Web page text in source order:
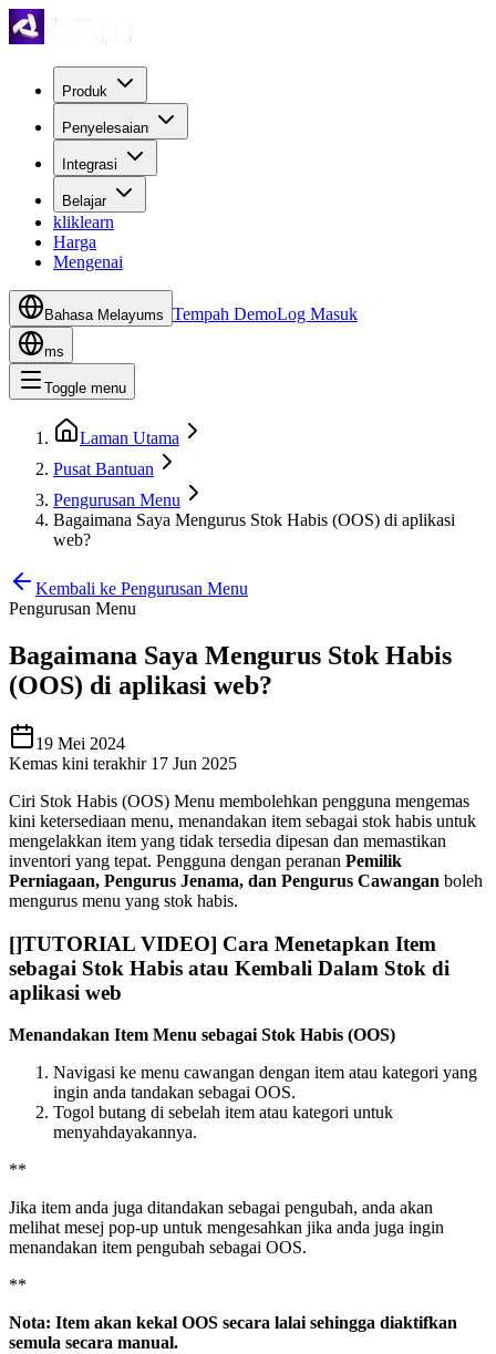
Produk
Penyelesaian
Integrasi
Belajar
kliklearn
Harga
Mengenai
Bahasa Melayums Tempah DemoLog Masuk
ms
Toggle menu
Laman Utama
Pusat Bantuan
Pengurusan Menu
Bagaimana Saya Mengurus Stok Habis (OOS) di aplikasi
web?
Kembali ke Pengurusan Menu
Pengurusan Menu
Bagaimana Saya Mengurus Stok Habis
(OOS) di aplikasi web?
19 Mei 2024
Kemas kini terakhir 17 Jun 2025
Ciri Stok Habis (OOS) Menu membolehkan pengguna mengemas
kini ketersediaan menu, menandakan item sebagai stok habis untuk
mengelakkan item yang tidak tersedia dipesan dan memastikan
inventori yang tepat. Pengguna dengan peranan Pemilik
Perniagaan, Pengurus Jenama, dan Pengurus Cawangan boleh
mengurus menu yang stok habis.
[]TUTORIAL VIDEO] Cara Menetapkan Item
sebagai Stok Habis atau Kembali Dalam Stok di
aplikasi web
Menandakan Item Menu sebagai Stok Habis (OOS)
Navigasi ke menu cawangan dengan item atau kategori yang
ingin anda tandakan sebagai OOS.
Togol butang di sebelah item atau kategori untuk
menyahdayakannya.
**
Jika item anda juga ditandakan sebagai pengubah, anda akan
melihat mesej pop-up untuk mengesahkan jika anda juga ingin
menandakan item pengubah sebagai OOS.
**
Nota: Item akan kekal OOS secara lalai sehingga diaktifkan
semula secara manual.